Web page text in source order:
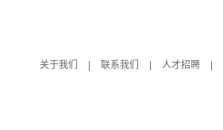
关于我们
联系我们 人才招聘